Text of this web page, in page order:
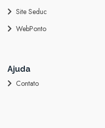
Site Seduc
WebPonto
Ajuda
Contato